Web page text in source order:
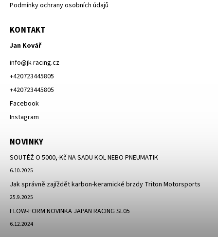
Podmínky ochrany osobních údajů
KONTAKT
Jan Kovář
info@jk-racing.cz
+420723445805
+420723445805
Facebook
Instagram
NOVINKY
SOUTĚŽ O 5000,-Kč NA SADU KOL NEBO PNEUMATIK
6.10.2025
Jak správně zajíždět karbon-keramické brzdy Triton Motorsports
25.9.2025
FLOW-FORM NOVINKA JAPAN RACING SL05
6.12.2024